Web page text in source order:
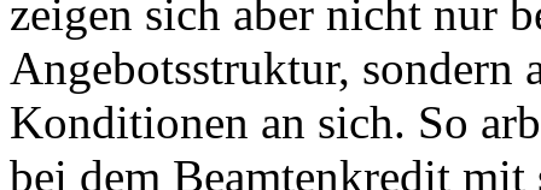
zeigen sich aber nicht nur
Angebotsstruktur, sondern
Konditionen an sich. So
bei dem Beamtenkredit mit